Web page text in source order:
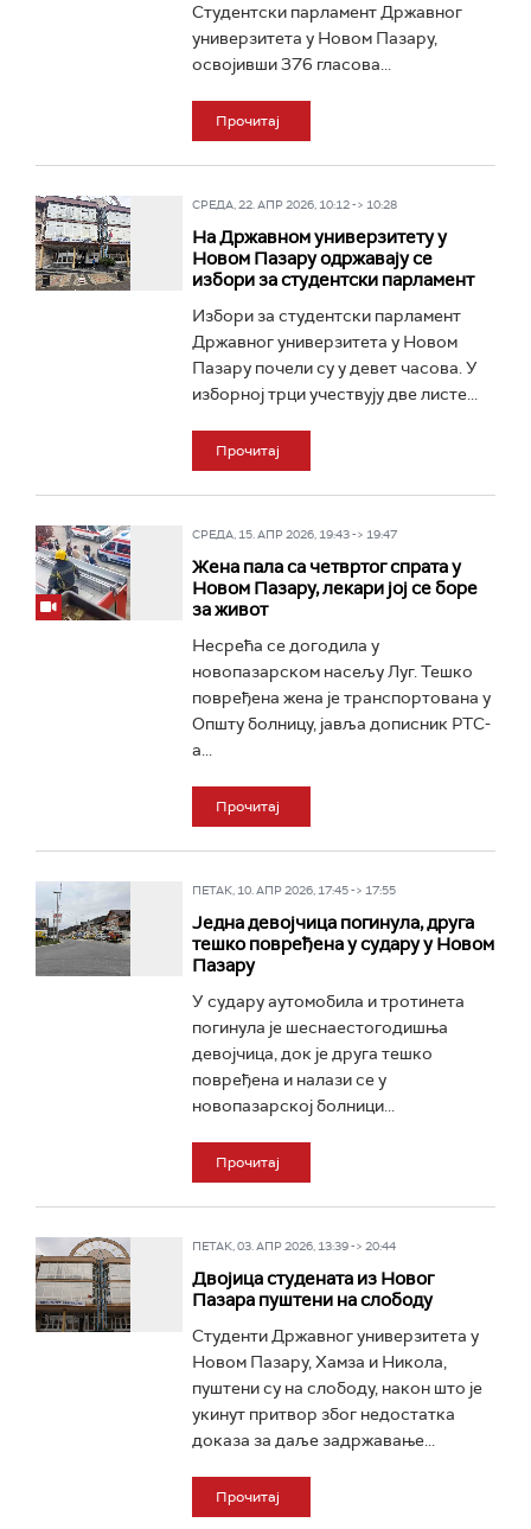
Студентски парламент Државног
универзитета у Новом Пазару,
освојивши 376 гласова...
Прочитај
СРЕДА, 22. АПР 2026, 10:12 -> 10:28
На Државном универзитету у
Новом Пазару одржавају се
избори за студентски парламент
Избори за студентски парламент
Државног универзитета у Новом
Пазару почели су у девет часова. У
изборној трци учествују две листе...
Прочитај
СРЕДА, 15. АПР 2026, 19:43 -> 19:47
Жена пала са четвртог спрата у
Новом Пазару, лекари јој се боре
за живот
Несрећа се догодила у
новопазарском насељу Луг. Тешко
повређена жена је транспортована у
Општу болницу, јавља дописник РТС-
а...
Прочитај
ПЕТАК, 10. АПР 2026, 17:45 -> 17:55
Једна девојчица погинула, друга
тешко повређена у судару у Новом
Пазару
У судару аутомобила и тротинета
погинула је шеснаестогодишња
девојчица, док је друга тешко
повређена и налази се у
новопазарској болници...
Прочитај
ПЕТАК, 03. АПР 2026, 13:39 -> 20:44
Двојица студената из Новог
Пазара пуштени на слободу
Студенти Државног универзитета у
Новом Пазару, Хамза и Никола,
пуштени су на слободу, након што је
укинут притвор због недостатка
доказа за даље задржавање...
Прочитај